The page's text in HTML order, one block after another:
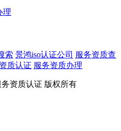
理
索 景鸿iso认证公司 服务资质查
质认证 服务资质办理
务资质认证 版权所有